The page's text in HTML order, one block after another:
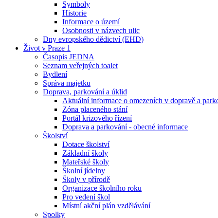
Symboly
Historie
Informace o území
Osobnosti v názvech ulic
Dny evropského dědictví (EHD)
Život v Praze 1
Časopis JEDNA
Seznam veřejných toalet
Bydlení
Správa majetku
Doprava, parkování a úklid
Aktuální informace o omezeních v dopravě a
Zóna placeného stání
Portál krizového řízení
Doprava a parkování - obecné informace
Školství
Dotace školství
Základní školy
Mateřské školy
Školní jídelny
Školy v přírodě
Organizace školního roku
Pro vedení škol
Místní akční plán vzdělávání
Spolky